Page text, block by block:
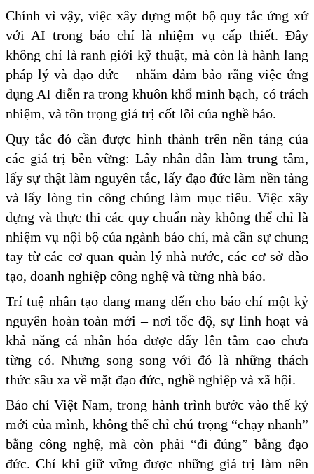
Chính vì vậy, việc xây dựng một bộ quy tắc ứng xử
với AI trong báo chí là nhiệm vụ cấp thiết. Đây
không chỉ là ranh giới kỹ thuật, mà còn là hành lang
pháp lý và đạo đức – nhằm đảm bảo rằng việc ứng
dụng AI diễn ra trong khuôn khổ minh bạch, có trách
nhiệm, và tôn trọng giá trị cốt lõi của nghề báo.
Quy tắc đó cần được hình thành trên nền tảng của
các giá trị bền vững: Lấy nhân dân làm trung tâm,
lấy sự thật làm nguyên tắc, lấy đạo đức làm nền tảng
và lấy lòng tin công chúng làm mục tiêu. Việc xây
dựng và thực thi các quy chuẩn này không thể chỉ là
nhiệm vụ nội bộ của ngành báo chí, mà cần sự chung
tay từ các cơ quan quản lý nhà nước, các cơ sở đào
tạo, doanh nghiệp công nghệ và từng nhà báo.
Trí tuệ nhân tạo đang mang đến cho báo chí một kỷ
nguyên hoàn toàn mới – nơi tốc độ, sự linh hoạt và
khả năng cá nhân hóa được đẩy lên tầm cao chưa
từng có. Nhưng song song với đó là những thách
thức sâu xa về mặt đạo đức, nghề nghiệp và xã hội.
Báo chí Việt Nam, trong hành trình bước vào thế kỷ
mới của mình, không thể chỉ chú trọng “chạy nhanh”
bằng công nghệ, mà còn phải “đi đúng” bằng đạo
đức. Chỉ khi giữ vững được những giá trị làm nên